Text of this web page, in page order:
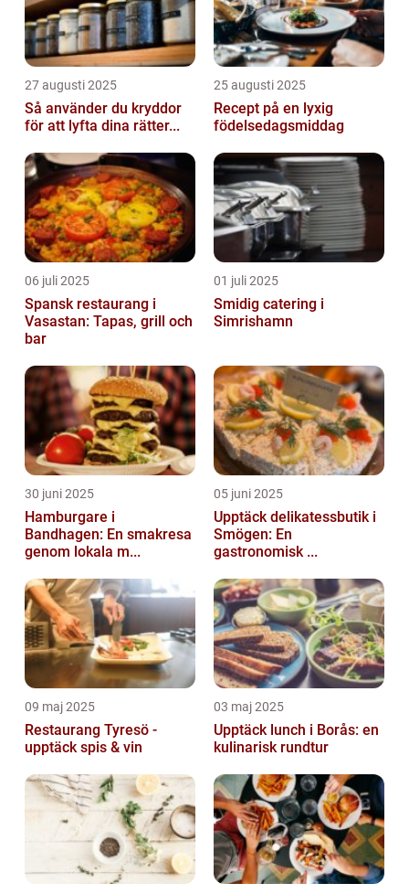
27 augusti 2025
Så använder du kryddor
för att lyfta dina rätter...
25 augusti 2025
Recept på en lyxig
födelsedagsmiddag
06 juli 2025
Spansk restaurang i
Vasastan: Tapas, grill och
bar
01 juli 2025
Smidig catering i
Simrishamn
30 juni 2025
Hamburgare i
Bandhagen: En smakresa
genom lokala m...
05 juni 2025
Upptäck delikatessbutik i
Smögen: En
gastronomisk ...
09 maj 2025
Restaurang Tyresö -
upptäck spis & vin
03 maj 2025
Upptäck lunch i Borås: en
kulinarisk rundtur